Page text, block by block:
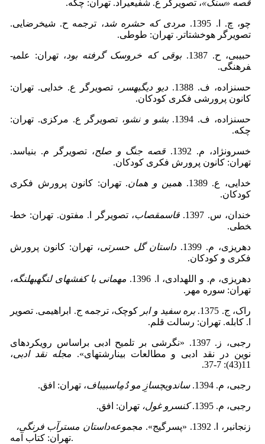
قصه «سنگ»، تصویرگر ع. شفیعی­راد. تهران: چکه.
چو، چ. ا. 1395. مردی که حشره شد، ترجمه ح. شیخ­رضایی.
تصویرگر هوخشتاتر. تهران: طوطی.
حبیبی، ح. 1387. بوقی که خروسک گرفته بود، تهران: علمی­
فرهنگی.
حسن­زاده، ف. 1388. دیو دیگ­به­سر ، تصویرگر ع. خدایی. تهران:
کانون پرورشی فکری کودکان.
حسن­زاده، ف. 1394. بشو و نشو، تصویرگر ع. مرکزی. تهران:
چکه.
خسرونژاد، م. 1392. قصه جنگ و صلح، تصویرگر م. بنی­اسد.
تهران: کانون پرورش فکری کودکان.
خدایی، ع. 1389. همین و همان. تهران: کانون پرورش فکری
کودکان.
خندان، س. 1397. قاسم­قصاب، تصویرگر ا. مفتون. تهران: خط­
خطی.
دهریزی، م. 1399. داستان گل حسرتی، تهران: کانون پرورش
فکری و کودکان.
دهریزی، م. و الله­دادی، ا. 1396. مهمانی با کفش­های لنگه­به­لنگه،
تهران: سوره مهر.
راک، ج. 1375. بره سفید و ابر کوچک، ترجمه ج. ابراهیمی. تصویر
ا. کابله. تهران: رسالت قلم.
رجبی، ز. 1397. «نگرشی بر تلمیح ادبی براساس رویکردهای
نوین در نقد ادبی و مطالعات بینارشته­ای». مجله نقد ادبی،
11(43): 7-37.
رجبی، م. 1394. ساندویچسازِ مو دُمِاسبیباف، تهران: افق.
رجبی، م. 1395. کنسرو غول، تهران: افق.
زنجانبر، ا. 1392. «پسرگیج».
مجموعه‌داستان مسترآب فرنگی،
تهران: کتاب آمه.